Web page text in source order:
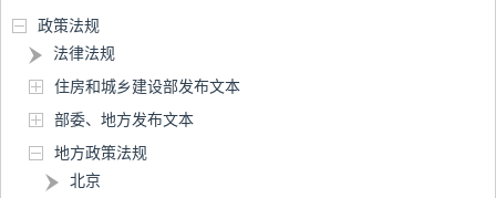
政策法规
法律法规
住房和城乡建设部发布文本
部委、地方发布文本
地方政策法规
北京